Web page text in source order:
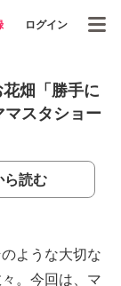
ログイン
花畑「勝手に
マスタショー
ら読む
ような大切な
。今回は、マ